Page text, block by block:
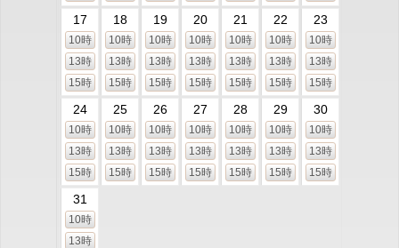
17
10時
13時
15時
18
10時
13時
15時
19
10時
13時
15時
20
10時
13時
15時
21
10時
13時
15時
22
10時
13時
15時
23
10時
13時
15時
24
10時
13時
15時
25
10時
13時
15時
26
10時
13時
15時
27
10時
13時
15時
28
10時
13時
15時
29
10時
13時
15時
30
10時
13時
15時
31
10時
13時